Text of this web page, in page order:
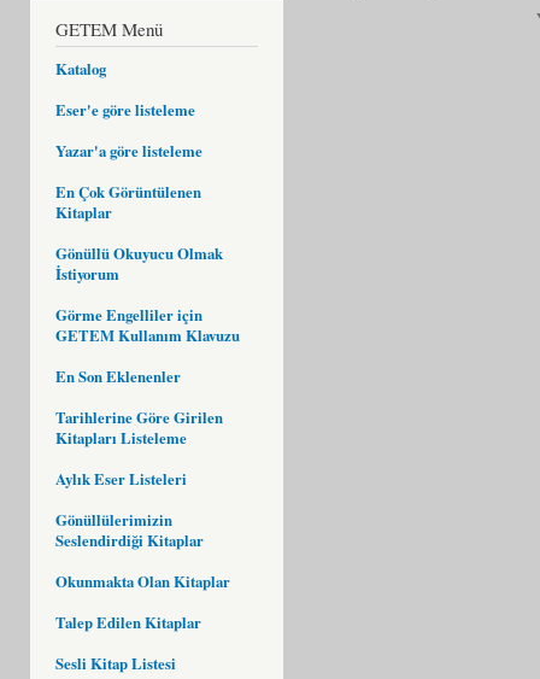
GETEM Menü
Katalog
Eser'e göre listeleme
Yazar'a göre listeleme
En Çok Görüntülenen
Kitaplar
Gönüllü Okuyucu Olmak
İstiyorum
Görme Engelliler için
GETEM Kullanım Klavuzu
En Son Eklenenler
Tarihlerine Göre Girilen
Kitapları Listeleme
Aylık Eser Listeleri
Gönüllülerimizin
Seslendirdiği Kitaplar
Okunmakta Olan Kitaplar
Talep Edilen Kitaplar
Sesli Kitap Listesi